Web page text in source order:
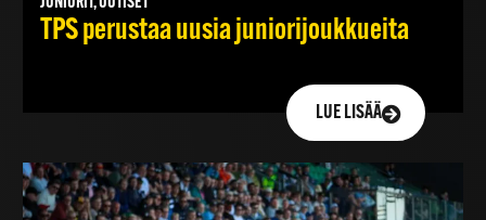
TPS perustaa uusia juniorijoukkueita
LUE LISÄÄ